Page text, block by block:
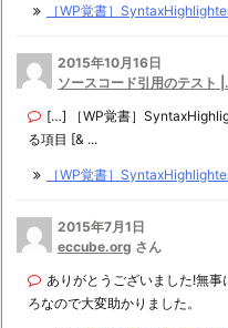
［WP覚書］
2015年10月16日
ソースコード引用のテスト
[…] ［WP覚書］
る項目 [& ...
［WP覚書］
2015年7月1日
eccube.org さん
ありがとうございました!無
ろなので大変助かりました。